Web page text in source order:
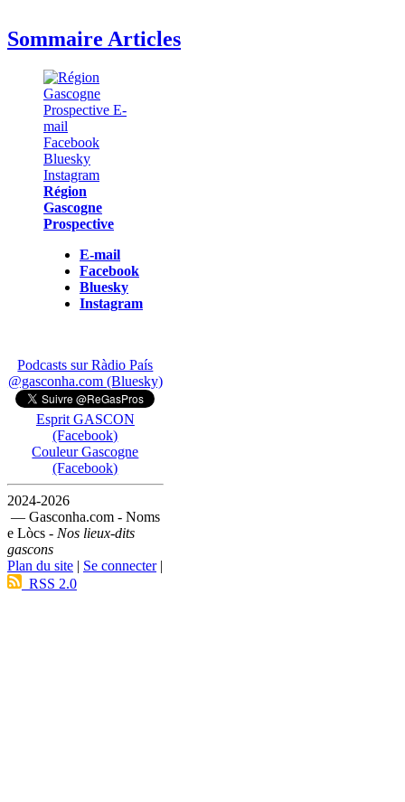
Sommaire Articles
Région
Gascogne
Prospective
E-mail
Facebook
Bluesky
Instagram
Podcasts sur Ràdio País
@gasconha.com (Bluesky)
Esprit GASCON
(Facebook)
Couleur Gascogne
(Facebook)
2024-2026
— Gasconha.com - Noms
e Lòcs - Nos lieux-dits
gascons
Plan du site | Se connecter|
RSS 2.0